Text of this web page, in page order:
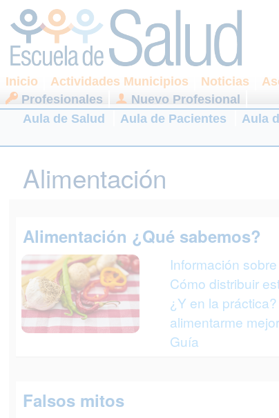
Inicio Actividades Municipios Noticias
Profesionales
Nuevo Profesional
Aula de Salud
Aula de Pacientes Aula
Alimentación
Alimentación ¿Qué sabemos?
Información
Cómo distribuir
¿Y en la
alimentarme mejor
Guía
Falsos mitos